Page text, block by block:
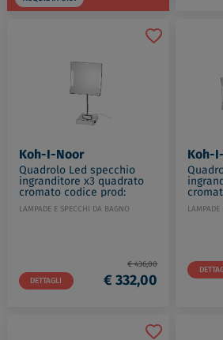
Koh-I-Noor
Quadrolo Led specchio
ingranditore x3 quadrato
cromato codice prod:
C62/1KK3
LAMPADE E SPECCHI DA BAGNO
DETTAGLI
€ 436,00
€ 332,00
Koh-
C60/